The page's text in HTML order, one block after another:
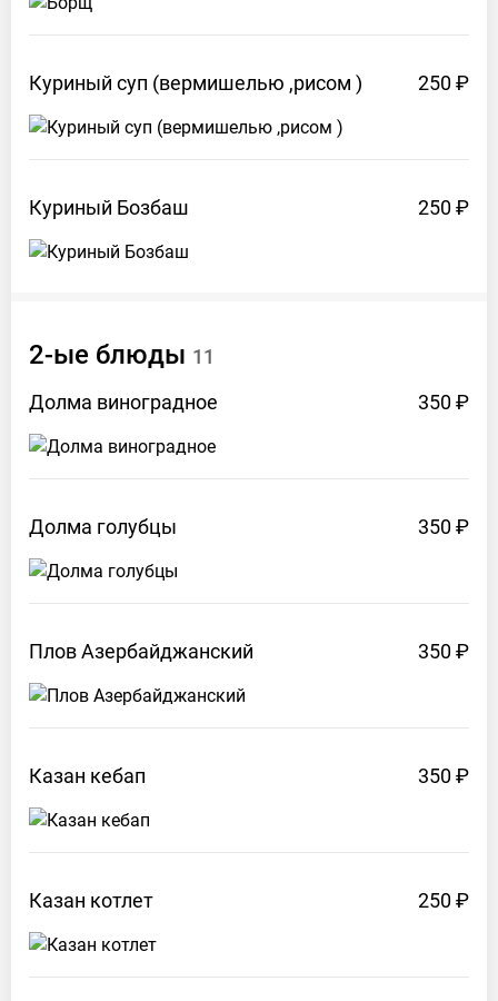
Куриный суп (вермишелью ,рисом ) 250 ₽
Куриный Бозбаш 250 ₽
2-ые блюды 11
Долма виноградное 350 ₽
Долма голубцы 350 ₽
ПловАзербайджанский 350 ₽
Казан кебап 350 ₽
Казан котлет 250 ₽